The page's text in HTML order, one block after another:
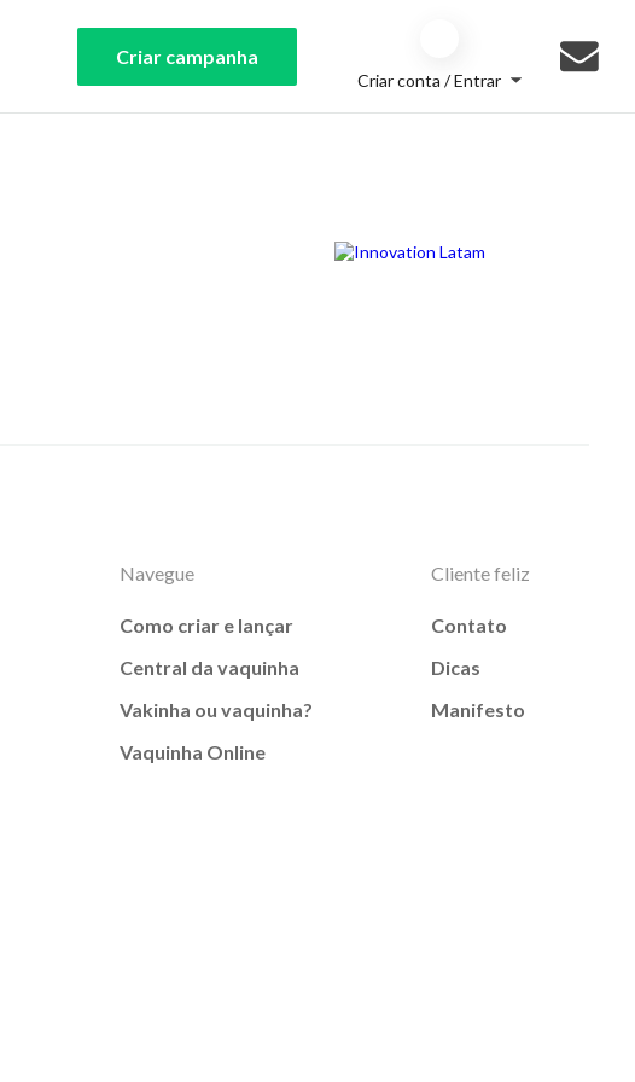
Criar campanha
Criar conta / Entrar
Navegue
Como criar e lançar
Central da vaquinha
Vakinha ou vaquinha?
Vaquinha Online
Cliente feliz
Contato
Dicas
Manifesto